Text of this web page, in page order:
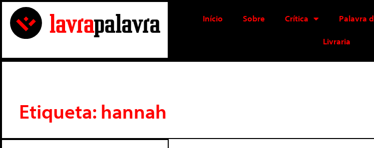
Início Sobre Crítica Palavra
Livraria
Etiqueta: hannah